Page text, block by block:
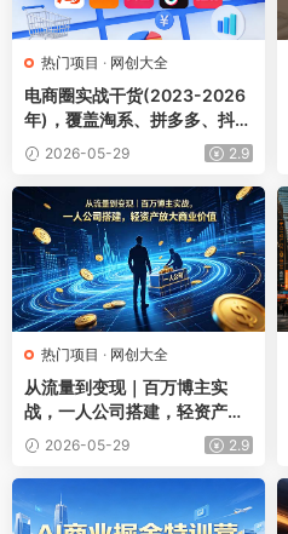
热门项目 · 网创大全
电商圈实战干货(2023-2026
年)，覆盖淘系、拼多多、抖
音、小红书等多平台，助力电
商人避开坑、提效率、稳盈利
(更新5月29日)
2026-05-29 2.9
热门项目 · 网创大全
从流量到变现｜百万博主实
战，一人公司搭建，轻资产放
大商业价值
2026-05-29 2.9